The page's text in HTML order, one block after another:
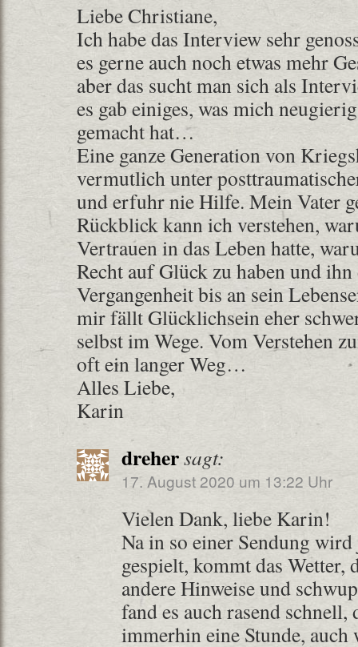
Liebe Christiane,
Ich habe das Interview sehr
es gerne auch noch etwas mehr
aber das sucht man sich als
es gab einiges, was mich
gemacht hat…
Eine ganze Generation von
vermutlich unter
und erfuhr nie Hilfe. Mein Vater
Rückblick kann ich verstehen,
Vertrauen in das Leben hatte,
Recht auf Glück zu haben und
Vergangenheit bis an sein
mir fällt Glücklichsein eher
selbst im Wege. Vom Verstehen
oft ein langer Weg…
Alles Liebe,
Karin
drehersagt:
17. August 2020 um 13:22 Uhr
Vielen Dank, liebe Karin!
Na in so einer Sendung
gespielt, kommt das Wetter,
andere Hinweise und
fand es auch rasend schnell,
immerhin eine Stunde, auch